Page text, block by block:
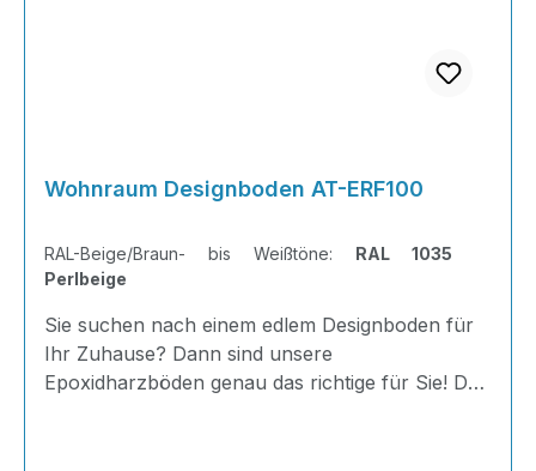
Wohnraum Designboden AT-ERF100
RAL-Beige/Braun- bis Weißtöne: RAL 1035
Perlbeige
Sie suchen nach einem edlem Designboden für
Ihr Zuhause? Dann sind unsere
Epoxidharzböden genau das richtige für Sie! Der